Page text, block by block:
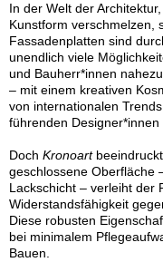
In der Welt der
Kunstform verschmelzen,
Fassadenplatten sind
unendlich viele
und Bauherr*innen
– mit einem kreativen
von internationalen
führenden Designer*innen
Doch Kronoart
geschlossene Oberfläche
Lackschicht – verleiht der
Widerstandsfähigkeit
Diese robusten
bei minimalem
Bauen.